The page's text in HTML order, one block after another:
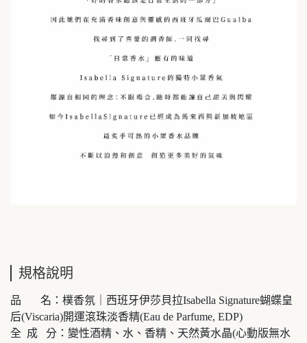
規格說明
品 名：樸香氛｜西班牙伊莎貝拉Isabella Signature蝴蝶皇
后(Viscaria)開運滾珠淡香精(Eau de Parfume, EDP)
全 成 分：變性酒精、水、香精、天然黃水晶(心動版無水